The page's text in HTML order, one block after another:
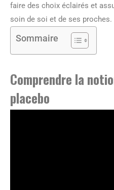
faire des choix éclairés et
soin de soi et de ses proches.
Sommaire
Comprendre la
placebo